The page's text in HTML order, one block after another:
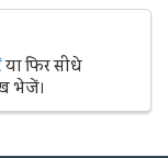
या फिर सीधे
भेजें।